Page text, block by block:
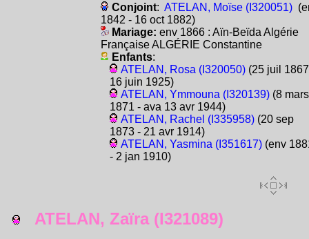
Conjoint: ATELAN, Moïse (I320051)
1842 - 16 oct 1882)
Mariage: env 1866 : Aïn-Beïda Algérie
Française ALGÉRIE Constantine
Enfants:
ATELAN, Rosa (I320050)(25 juil
16 juin 1925)
ATELAN, Ymmouna (I320139)(8 mars
1871 - ava 13 avr 1944)
ATELAN, Rachel (I335958)(20 sep
1873 - 21 avr 1914)
ATELAN, Yasmina (I351617)(env
- 2 jan 1910)
ATELAN, Zaïra (I321089)